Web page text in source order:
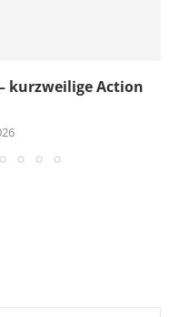
kurzweilige Action